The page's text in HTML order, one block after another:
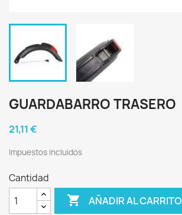
GUARDABARRO TRASERO
21,11 €
Impuestos incluidos
Cantidad
 AÑADIR AL CARRITO